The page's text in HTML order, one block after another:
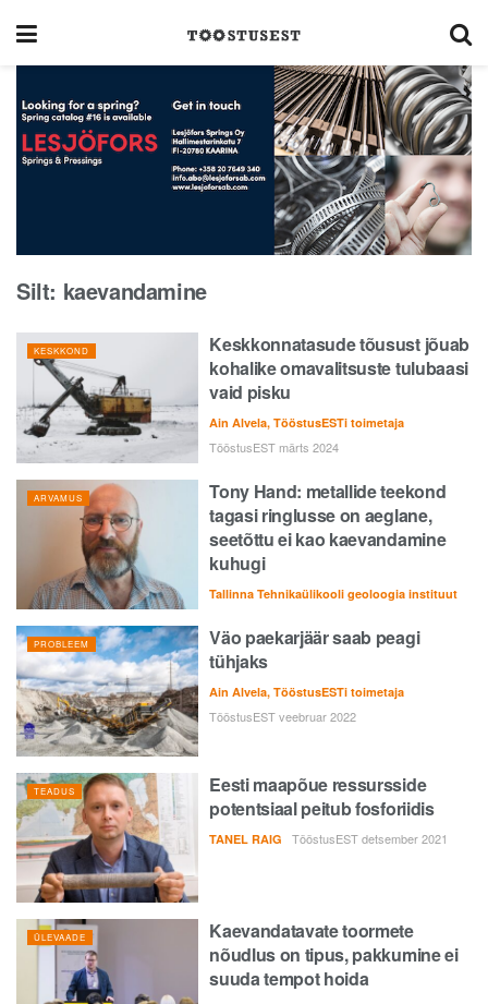
Silt: kaevandamine
KESKKOND
Keskkonnatasude tõusust jõuab
kohalike omavalitsuste tulubaasi
vaid pisku
Ain Alvela, TööstusESTi toimetaja
TööstusEST märts 2024
ARVAMUS
Tony Hand: metallide teekond
tagasi ringlusse on aeglane,
seetõttu ei kao kaevandamine
kuhugi
Tallinna Tehnikaülikooli geoloogia instituut
PROBLEEM
Väo paekarjäär saab peagi
tühjaks
Ain Alvela, TööstusESTi toimetaja
TööstusEST veebruar 2022
TEADUS
Eesti maapõue ressursside
potentsiaal peitub fosforiidis
TANEL RAIG TööstusEST detsember 2021
ÜLEVAADE
Kaevandatavate toormete
nõudlus on tipus, pakkumine ei
suuda tempot hoida